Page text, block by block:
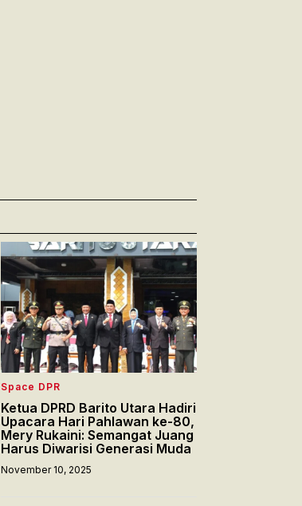
Space DPR
Ketua DPRD Barito Utara Hadiri
Upacara Hari Pahlawan ke-80,
Mery Rukaini: Semangat Juang
Harus Diwarisi Generasi Muda
November 10, 2025